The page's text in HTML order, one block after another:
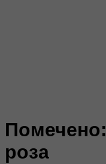
Помечено:
роза